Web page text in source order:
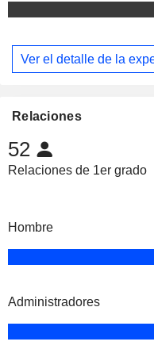
Ver el detalle de la
Relaciones
52
Relaciones de 1er grado
Hombre
Administradores